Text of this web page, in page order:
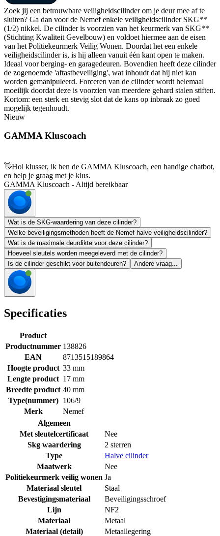
Zoek jij een betrouwbare veiligheidscilinder om je deur mee af te
sluiten? Ga dan voor de Nemef enkele veiligheidscilinder SKG**
(1/2) nikkel. De cilinder is voorzien van het keurmerk van SKG**
(Stichting Kwaliteit Gevelbouw) en voldoet hiermee aan de eisen
van het Politiekeurmerk Veilig Wonen. Doordat het een enkele
veiligheidscilinder is, is hij alleen vanuit één kant open te maken.
Ideaal voor berging- en garagedeuren. Bovendien heeft deze cilinder
de zogenoemde 'aftastbeveiliging', wat inhoudt dat hij niet kan
worden gemanipuleerd. Forceren van de cilinder wordt helemaal
moeilijk doordat deze is voorzien van meerdere gehard stalen stiften.
Kortom: een sterk en stevig slot dat de kans op inbraak zo goed
mogelijk tegenhoudt.
Nieuw
GAMMA Kluscoach
👋Hoi klusser, ik ben de GAMMA Kluscoach, een handige chatbot,
en help je graag met je klus.
GAMMA Kluscoach - Altijd bereikbaar
Wat is de SKG-waardering van deze cilinder?
Welke beveiligingsmethoden heeft de Nemef halve veiligheidscilinder?
Wat is de maximale deurdikte voor deze cilinder?
Hoeveel sleutels worden meegeleverd met de cilinder?
Is de cilinder geschikt voor buitendeuren?
Andere vraag...
Specificaties
Product
Productnummer 138826
EAN
8713515189864
Hoogte product 33 mm
Lengte product 17 mm
Breedte product 40 mm
Type(nummer)
106/9
Merk
Nemef
Algemeen
Met sleutelcertificaat
Nee
Skg waardering
2 sterren
Type
Halve cilinder
Maatwerk
Nee
Politiekeurmerk veilig wonen Ja
Materiaal sleutel
Staal
Bevestigingsmateriaal
Beveiligingsschroef
Lijn
NF2
Materiaal
Metaal
Materiaal (detail)
Metaallegering